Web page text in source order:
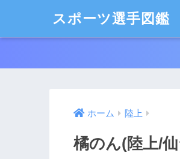
スポーツ選手図鑑
ホーム 陸上
橘のん(陸上/